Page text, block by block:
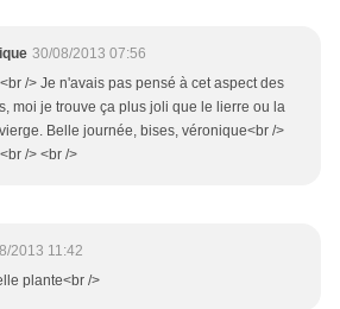
30/08/2013 07:56
/> Je n'avais pas pensé à cet aspect des
moi je trouve ça plus joli que le lierre ou la
Belle journée, bises, véronique<br />
/> <br />
2013 11:42
plante<br />